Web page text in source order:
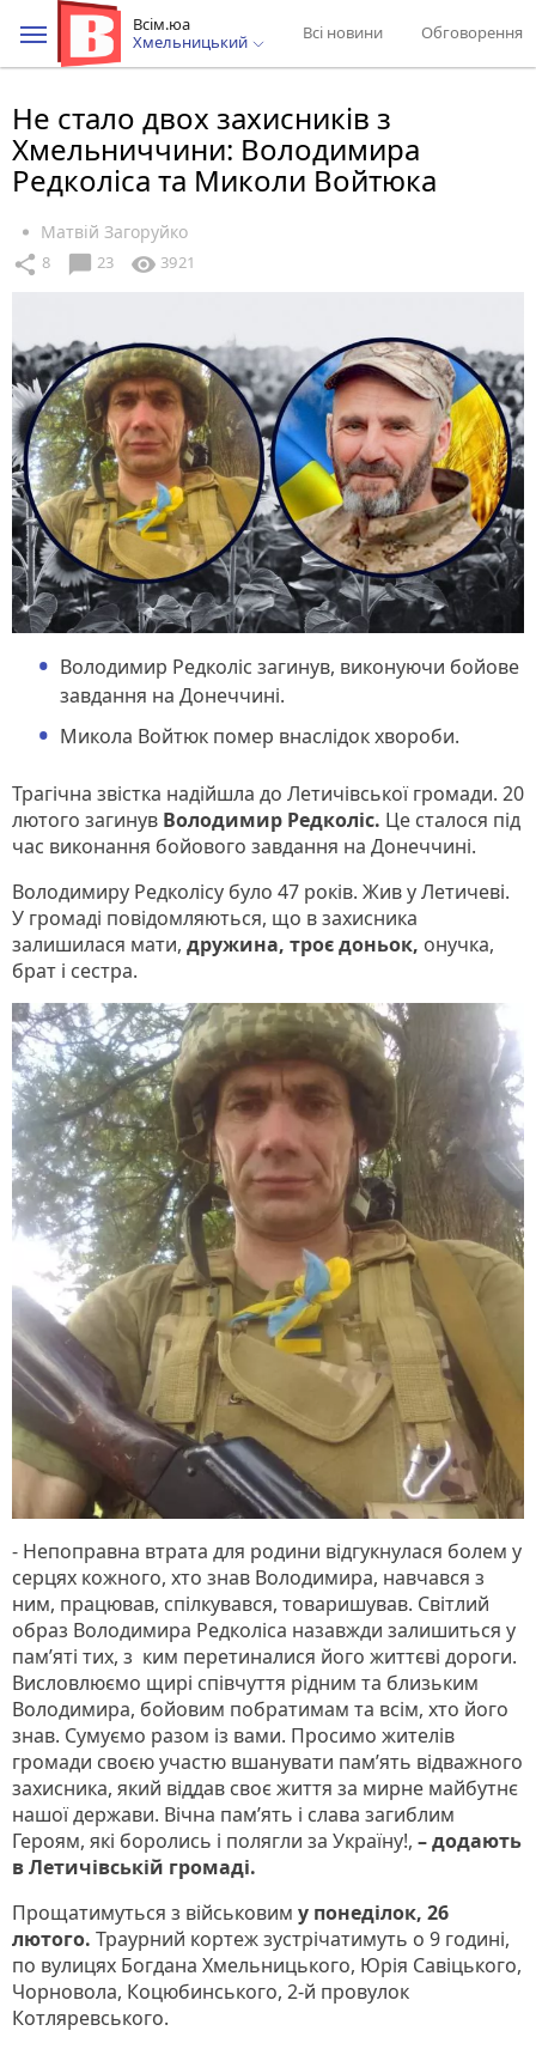
Всім.юа
Хмельницький
Всі новини Обговорення
Не стало двох захисників з
Хмельниччини: Володимира
Редколіса та Миколи Войтюка
Матвій Загоруйко
share 8 chat_bubble 23 visibility 3921
Володимир Редколіс загинув, виконуючи бойове
завдання на Донеччині.
Микола Войтюк помер внаслідок хвороби.
Трагічна звістка надійшла до Летичівської громади. 20
лютого загинув Володимир Редколіс. Це сталося під
час виконання бойового завдання на Донеччині.
Володимиру Редколісу було 47 років. Жив у Летичеві.
У громаді повідомляються, що в захисника
залишилася мати, дружина, троє доньок, онучка,
брат і сестра.
- Непоправна втрата для родини відгукнулася болем у
серцях кожного, хто знав Володимира, навчався з
ним, працював, спілкувався, товаришував. Світлий
образ Володимира Редколіса назавжди залишиться у
пам’яті тих, з ким перетиналися його життєві дороги.
Висловлюємо щирі співчуття рідним та близьким
Володимира, бойовим побратимам та всім, хто його
знав. Сумуємо разом із вами. Просимо жителів
громади своєю участю вшанувати пам’ять відважного
захисника, який віддав своє життя за мирне майбутнє
нашої держави. Вічна пам’ять і слава загиблим
Героям, які боролись і полягли за Україну!, – додають
в Летичівській громаді.
Прощатимуться з військовим у понеділок, 26
лютого. Траурний кортеж зустрічатимуть о 9 годині,
по вулицях Богдана Хмельницького, Юрія Савіцького,
Чорновола, Коцюбинського, 2-й провулок
Котляревського.